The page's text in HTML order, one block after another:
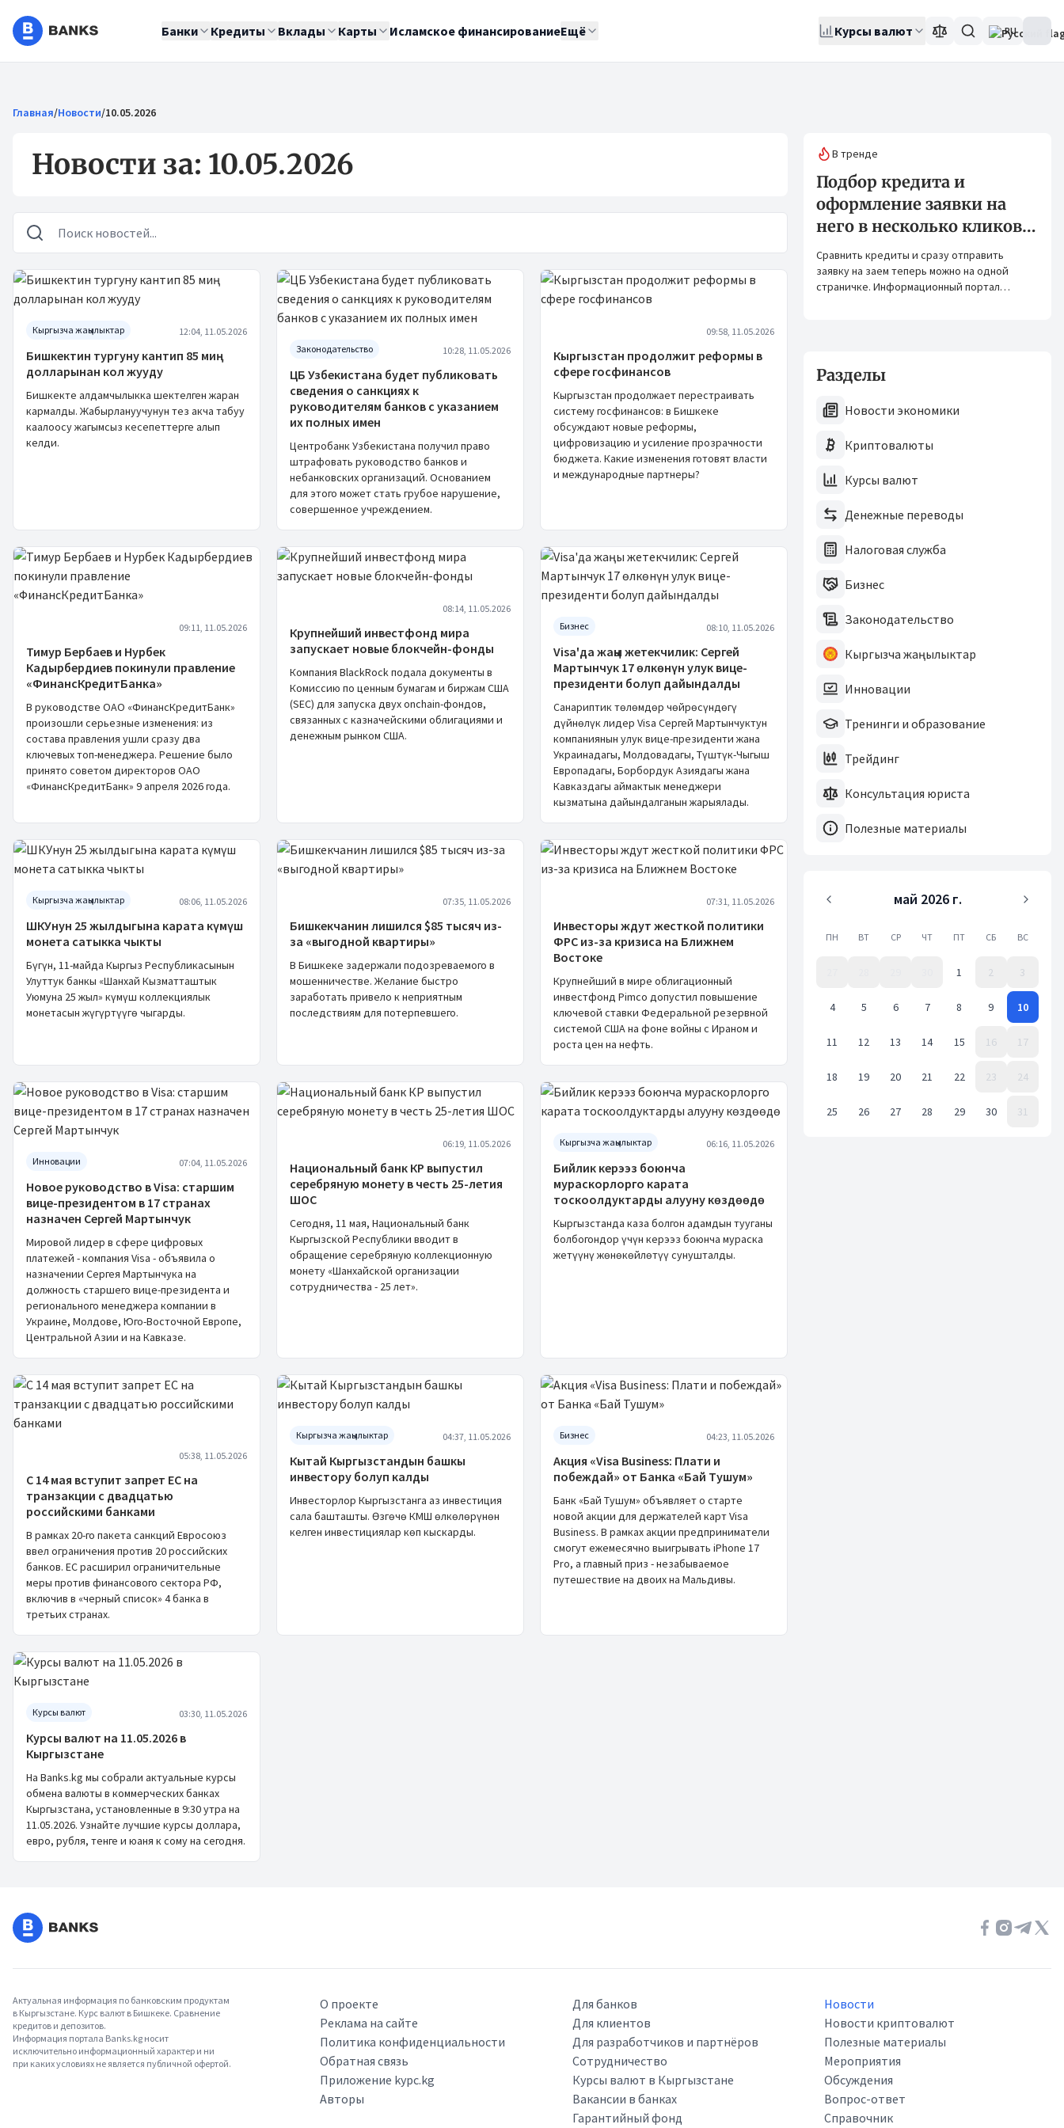
Банки Кредиты Вклады Карты Исламское финансированиеЕщё Курсы валют RU
Главная/Новости/10.05.2026
Новости за: 10.05.2026
Новости
Кыргызча жаңылыктар 12:04, 11.05.2026
Бишкектин тургуну кантип 85 миң
долларынан кол жууду
Бишкекте алдамчылыкка шектелген жаран
кармалды. Жабырлануучунун тез акча табуу
каалоосу жагымсыз кесепеттерге алып
келди.
Законодательство 10:28, 11.05.2026
ЦБ Узбекистана будет публиковать
сведения о санкциях к
руководителям банков с указанием
их полных имен
Центробанк Узбекистана получил право
штрафовать руководство банков и
небанковских организаций. Основанием
для этого может стать грубое нарушение,
совершенное учреждением.
09:58, 11.05.2026
Кыргызстан продолжит реформы в
сфере госфинансов
Кыргызстан продолжает перестраивать
систему госфинансов: в Бишкеке
обсуждают новые реформы,
цифровизацию и усиление прозрачности
бюджета. Какие изменения готовят власти
и международные партнеры?
09:11, 11.05.2026
Тимур Бербаев и Нурбек
Кадырбердиев покинули правление
«ФинансКредитБанка»
В руководстве ОАО «ФинансКредитБанк»
произошли серьезные изменения: из
состава правления ушли сразу два
ключевых топ-менеджера. Решение было
принято советом директоров ОАО
«ФинансКредитБанк» 9 апреля 2026 года.
08:14, 11.05.2026
Крупнейший инвестфонд мира
запускает новые блокчейн-фонды
Компания BlackRock подала документы в
Комиссию по ценным бумагам и биржам США
(SEC) для запуска двух onchain-фондов,
связанных с казначейскими облигациями и
денежным рынком США.
Бизнес 08:10, 11.05.2026
Visa'да жаңы жетекчилик: Сергей
Мартынчук 17 өлкөнүн улук вице-
президенти болуп дайындалды
Санариптик төлөмдөр чөйрөсүндөгү
дүйнөлүк лидер Visa Сергей Мартынчуктун
компаниянын улук вице-президенти жана
Украинадагы, Молдовадагы, Түштүк-Чыгыш
Европадагы, Борбордук Азиядагы жана
Кавказдагы аймактык менеджери
кызматына дайындалганын жарыялады.
Кыргызча жаңылыктар 08:06, 11.05.2026
ШКУнун 25 жылдыгына карата күмүш
монета сатыкка чыкты
Бүгүн, 11-майда Кыргыз Республикасынын
Улуттук банкы «Шанхай Кызматташтык
Уюмуна 25 жыл» күмүш коллекциялык
монетасын жүгүртүүгө чыгарды.
07:35, 11.05.2026
Бишкекчанин лишился $85 тысяч из-
за «выгодной квартиры»
В Бишкеке задержали подозреваемого в
мошенничестве. Желание быстро
заработать привело к неприятным
последствиям для потерпевшего.
07:31, 11.05.2026
Инвесторы ждут жесткой политики
ФРС из-за кризиса на Ближнем
Востоке
Крупнейший в мире облигационный
инвестфонд Pimco допустил повышение
ключевой ставки Федеральной резервной
системой США на фоне войны с Ираном и
роста цен на нефть.
Инновации 07:04, 11.05.2026
Новое руководство в Visa: старшим
вице-президентом в 17 странах
назначен Сергей Мартынчук
Мировой лидер в сфере цифровых
платежей - компания Visa - объявила о
назначении Сергея Мартынчука на
должность старшего вице-президента и
регионального менеджера компании в
Украине, Молдове, Юго-Восточной Европе,
Центральной Азии и на Кавказе.
06:19, 11.05.2026
Национальный банк КР выпустил
серебряную монету в честь 25-летия
ШОС
Сегодня, 11 мая, Национальный банк
Кыргызской Республики вводит в
обращение серебряную коллекционную
монету «Шанхайской организации
сотрудничества - 25 лет».
Кыргызча жаңылыктар 06:16, 11.05.2026
Бийлик керээз боюнча
мураскорлорго карата
тоскоолдуктарды алууну көздөөдө
Кыргызстанда каза болгон адамдын тууганы
болбогондор үчүн керээз боюнча мураска
жетүүнү жөнөкөйлөтүү сунушталды.
05:38, 11.05.2026
С 14 мая вступит запрет ЕС на
транзакции с двадцатью
российскими банками
В рамках 20-го пакета санкций Евросоюз
ввел ограничения против 20 российских
банков. ЕС расширил ограничительные
меры против финансового сектора РФ,
включив в «черный список» 4 банка в
третьих странах.
Кыргызча жаңылыктар 04:37, 11.05.2026
Кытай Кыргызстандын башкы
инвестору болуп калды
Инвесторлор Кыргызстанга аз инвестиция
сала башташты. Өзгөчө КМШ өлкөлөрүнөн
келген инвестициялар көп кыскарды.
Бизнес 04:23, 11.05.2026
Акция «Visa Business: Плати и
побеждай» от Банка «Бай Тушум»
Банк «Бай Тушум» объявляет о старте
новой акции для держателей карт Visa
Business. В рамках акции предприниматели
смогут ежемесячно выигрывать iPhone 17
Pro, а главный приз - незабываемое
путешествие на двоих на Мальдивы.
Курсы валют 03:30, 11.05.2026
Курсы валют на 11.05.2026 в
Кыргызстане
На Banks.kg мы собрали актуальные курсы
обмена валюты в коммерческих банках
Кыргызстана, установленные в 9:30 утра на
11.05.2026. Узнайте лучшие курсы доллара,
евро, рубля, тенге и юаня к сому на сегодня.
В тренде
Подбор кредита и
оформление заявки на
него в несколько кликов:
Banks.kg и Bank.kg стали
партнерами
Сравнить кредиты и сразу отправить
заявку на заем теперь можно на одной
страничке. Информационный портал
Разделы
Новости экономики
Криптовалюты
Курсы валют
Денежные переводы
Налоговая служба
Бизнес
Законодательство
Кыргызча жаңылыктар
Инновации
Тренинги и образование
Трейдинг
Консультация юриста
Полезные материалы
май 2026 г.
ПН ВТ СР ЧТ ПТ СБ ВС
1 2 3
4 5 6 7 8 9 10
11 12 13 14 15 16 17
18 19 20 21 22 23 24
25 26 27 28 29 30 31
Актуальная информация по банковским продуктам
в Кыргызстане. Курс валют в Бишкеке. Сравнение
кредитов и депозитов.
Информация портала Banks.kg носит
исключительно информационный характер и ни
при каких условиях не является публичной офертой.
О проекте
Реклама на сайте
Политика конфиденциальности
Обратная связь
Приложение kypc.kg
Авторы
Для банков
Для клиентов
Для разработчиков и партнёров
Сотрудничество
Курсы валют в Кыргызстане
Вакансии в банках
Гарантийный фонд
Новости
Новости криптовалют
Полезные материалы
Мероприятия
Обсуждения
Вопрос-ответ
Справочник